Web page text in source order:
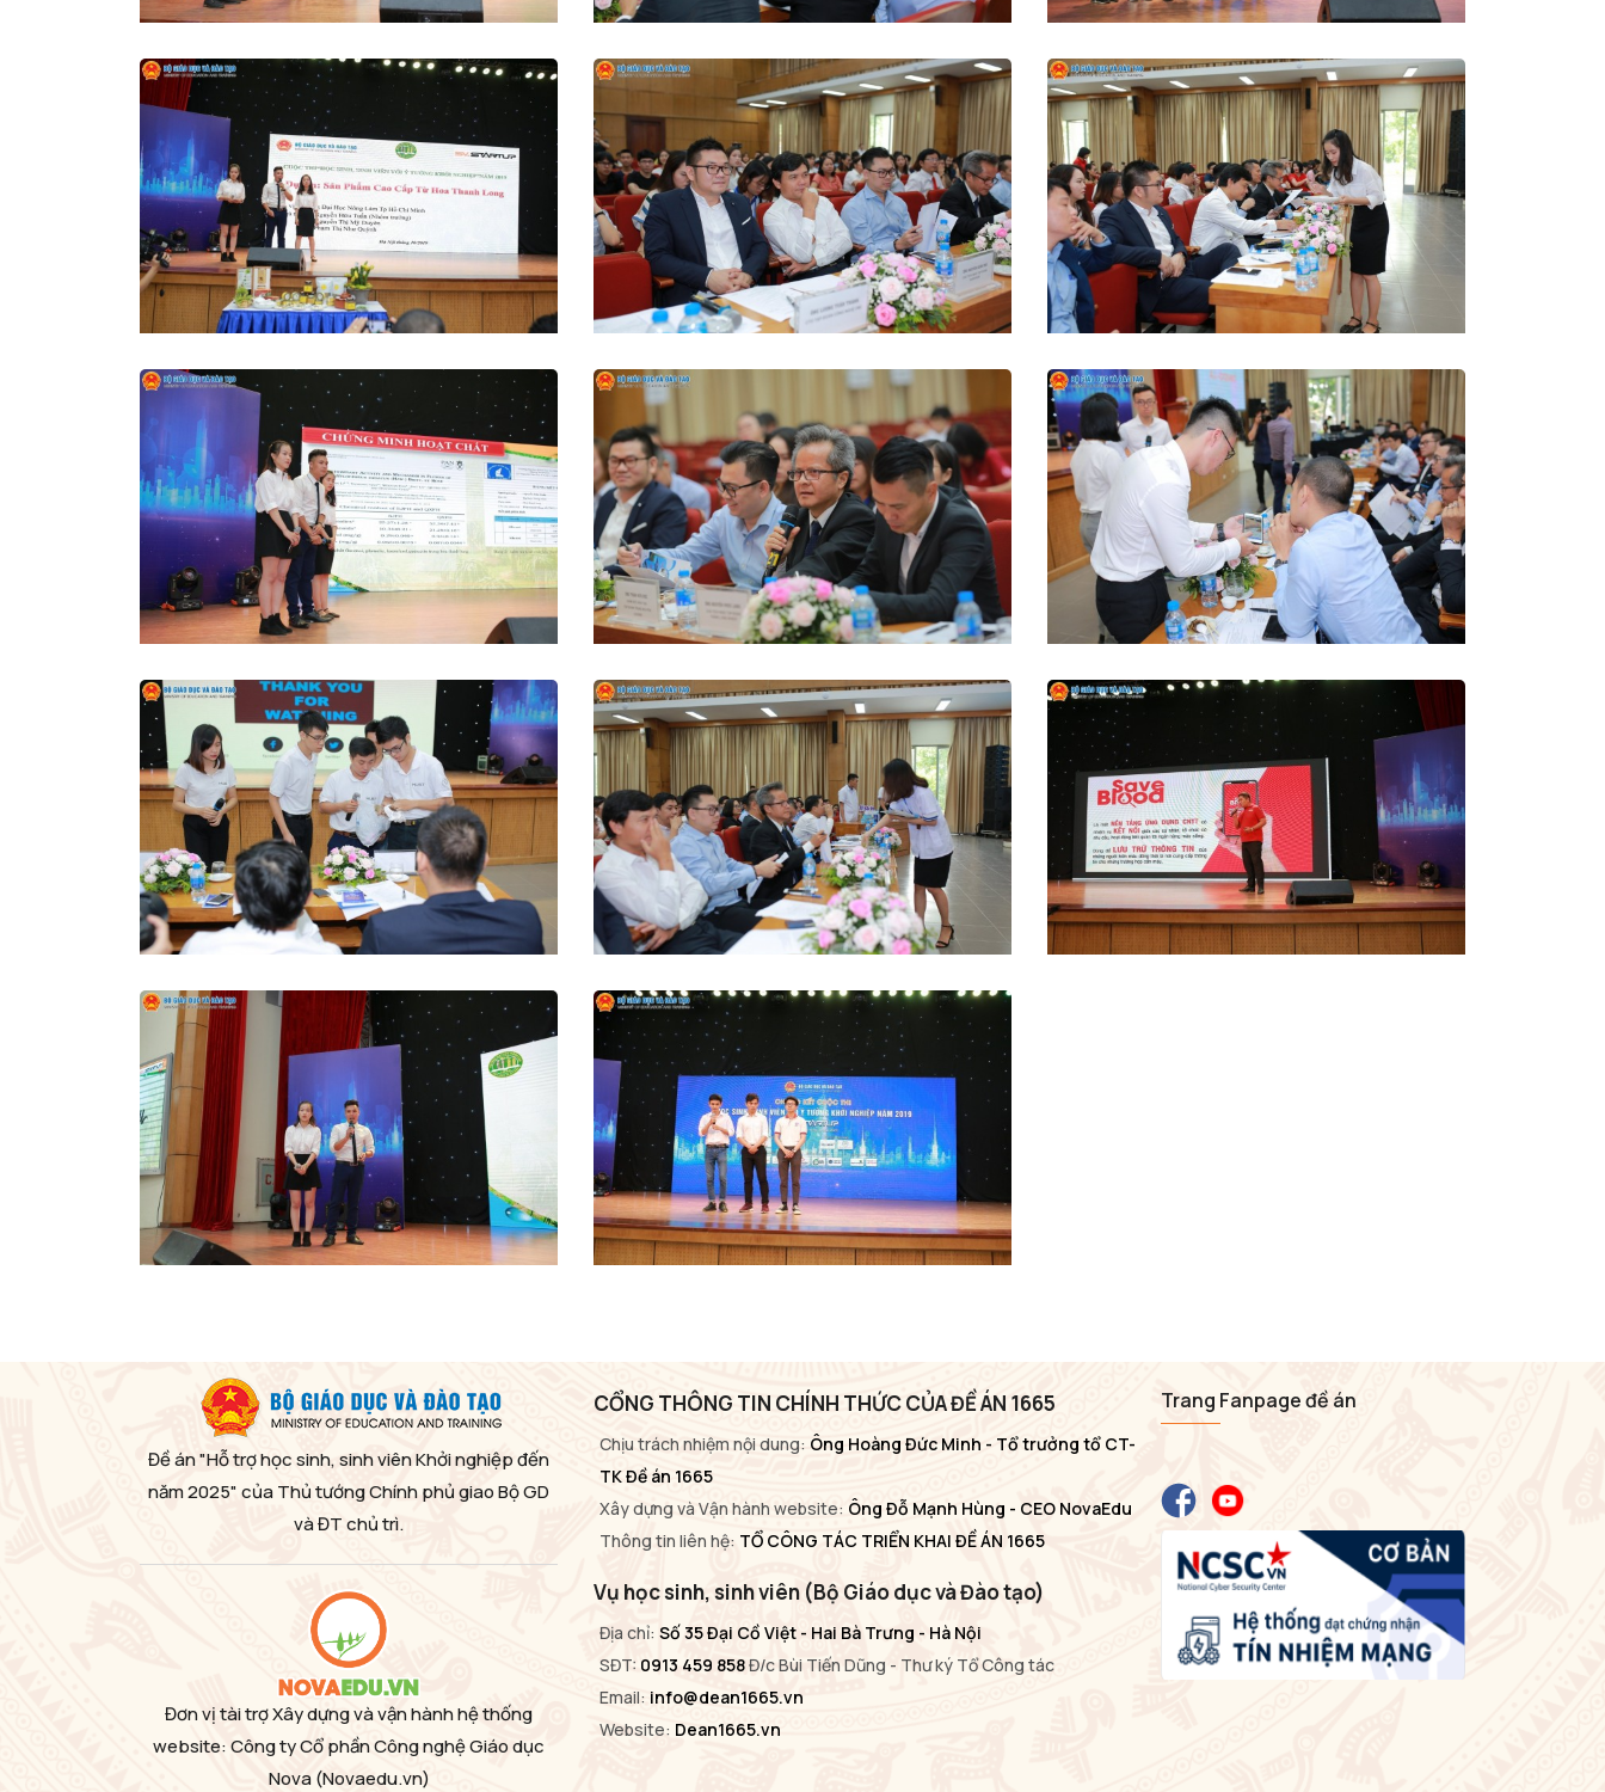
Đề án "Hỗ trợ học sinh, sinh viên Khởi nghiệp đến
năm 2025" của Thủ tướng Chính phủ giao Bộ GD
và ĐT chủ trì.
Đơn vị tài trợ Xây dựng và vận hành hệ thống
website: Công ty Cổ phần Công nghệ Giáo dục
Nova(Novaedu.vn)
CỔNG THÔNG TIN CHÍNH THỨC CỦA ĐỀ ÁN 1665
Chịu trách nhiệm nội dung: Ông Hoàng Đức Minh - Tổ trưởng tổ CT-
TK Đề án 1665
Xây dựng và Vận hành website: Ông Đỗ Mạnh Hùng - CEO NovaEdu
Thông tin liên hệ: TỔ CÔNG TÁC TRIỂN KHAI ĐỀ ÁN 1665
Vụ học sinh, sinh viên (Bộ Giáo dục và Đào tạo)
Địa chỉ: Số 35 Đại Cồ Việt - Hai Bà Trưng - Hà Nội
SĐT: 0913 459 858Đ/c Bùi Tiến Dũng - Thư ký Tổ Công tác
Email: info@dean1665.vn
Website: Dean1665.vn
Trang Fanpage đề án